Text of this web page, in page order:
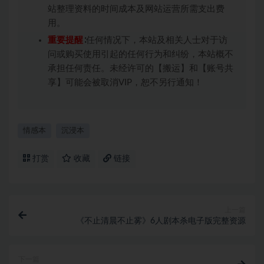
站整理资料的时间成本及网站运营所需支出费
用。
重要提醒 ∶任何情况下，本站及相关人士对于访
问或购买使用引起的任何行为和纠纷，本站概不
承担任何责任。未经许可的【搬运】和【账号共
享】可能会被取消VIP，恕不另行通知！
情感本 沉浸本
打赏 收藏 链接
《不止清晨不止雾》6人剧本杀电子版完整资源